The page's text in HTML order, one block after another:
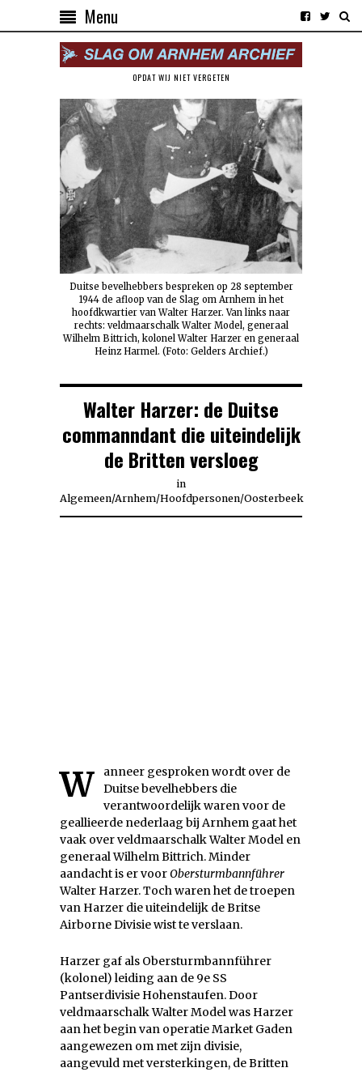
Menu
OPDAT WIJ NIET VERGETEN
Duitse bevelhebbers bespreken op 28 september
1944 de afloop van de Slag om Arnhem in het
hoofdkwartier van Walter Harzer. Van links naar
rechts: veldmaarschalk Walter Model, generaal
Wilhelm Bittrich, kolonel Walter Harzer en generaal
Heinz Harmel. (Foto: Gelders Archief.)
Walter Harzer: de Duitse
commanndant die uiteindelijk
de Britten versloeg
in
Algemeen/Arnhem/Hoofdpersonen/Oosterbeek
Wanneer gesproken wordt over de
Duitse bevelhebbers die
verantwoordelijk waren voor de
geallieerde nederlaag bij Arnhem gaat het
vaak over veldmaarschalk Walter Model en
generaal Wilhelm Bittrich. Minder
aandacht is er voorObersturmbannführer
Walter Harzer. Toch waren het de troepen
van Harzer die uiteindelijk de Britse
Airborne Divisie wist te verslaan.
Harzer gaf als Obersturmbannführer
(kolonel) leiding aan de 9e SS
Pantserdivisie Hohenstaufen. Door
veldmaarschalk Walter Model was Harzer
aan het begin van operatie Market Gaden
aangewezen om met zijn divisie,
aangevuld met versterkingen, de Britten